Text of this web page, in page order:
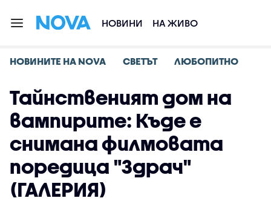
НОВИНИ НА ЖИВО
НОВИНИТЕ НА NOVA СВЕТЪТ ЛЮБОПИТНО
Тайнственият дом на
вампирите: Къде е
снимана филмовата
поредица "Здрач"
(ГАЛЕРИЯ)